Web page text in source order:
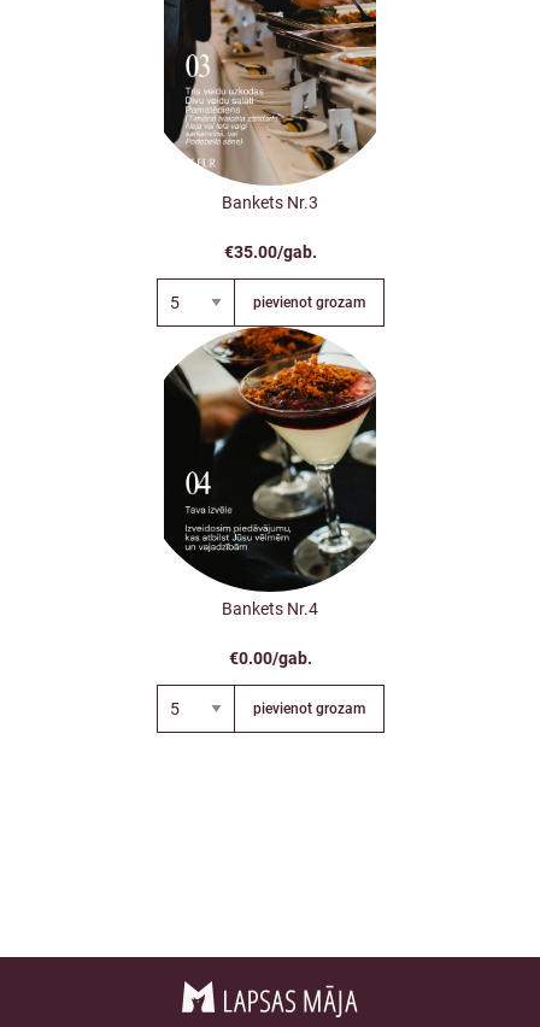
Bankets Nr.3
€35.00/gab.
pievienot grozam
Bankets Nr.4
€0.00/gab.
pievienot grozam